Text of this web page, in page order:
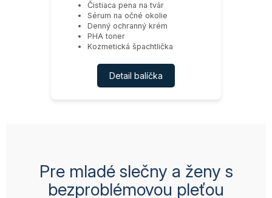
Čistiaca pena na tvár
Sérum na očné okolie
Denný ochranný krém
PHA toner
Kozmetická špachtlička
Detail balíčka
Pre mladé slečny a ženy s
bezproblémovou pleťou